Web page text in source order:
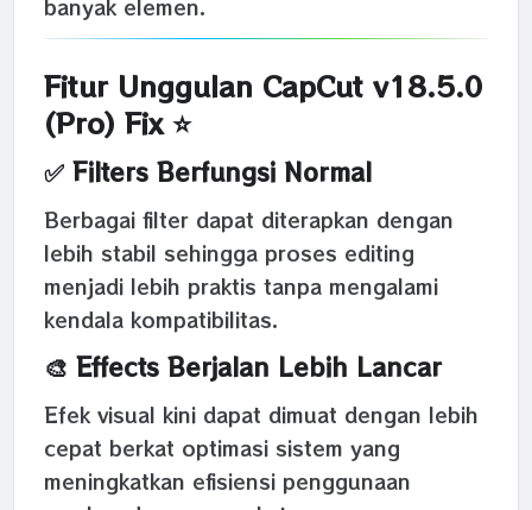
banyak elemen.
Fitur Unggulan CapCut v18.5.0
(Pro) Fix ⭐
✅ Filters Berfungsi Normal
Berbagai filter dapat diterapkan dengan
lebih stabil sehingga proses editing
menjadi lebih praktis tanpa mengalami
kendala kompatibilitas.
🎨 Effects Berjalan Lebih Lancar
Efek visual kini dapat dimuat dengan lebih
cepat berkat optimasi sistem yang
meningkatkan efisiensi penggunaan